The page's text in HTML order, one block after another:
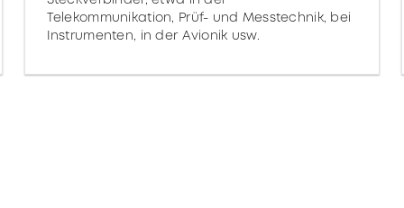
Telekommunikation, Prüf- und Messtechnik, bei
Instrumenten, in der Avionik usw.